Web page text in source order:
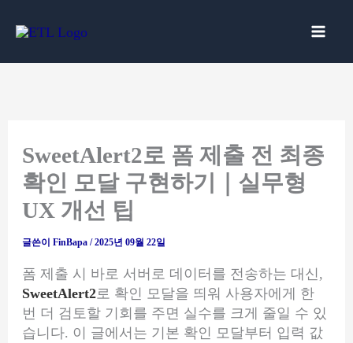
로
SweetAlert2로 폼 제출 전 최종
확인 모달 구현하기｜실무형
UX 개선 팁
글쓴이FinBapa/2025년 09월 22일
폼 제출 시 바로 서버로 데이터를 전송하는 대신,
SweetAlert2로 확인 모달을 띄워 사용자에게 한
번 더 검토할 기회를 주면 실수를 크게 줄일 수 있
습니다. 이 글에서는 기본 확인 모달부터 입력 값